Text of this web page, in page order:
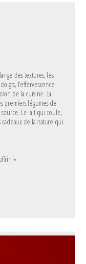
des textures, les
l’effervescence
de la cuisine. La
premiers légumes de
Le lait qui coule,
de la nature qui
»